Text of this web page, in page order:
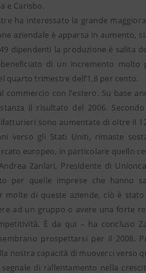
e Carisbo.
ha interessato la grande
aziendale è apparsa in aumento,
dipendenti la produzione è salita
di un incremento
quarto trimestre dell’1,8 per cento.
con l’estero. Su base
il risultato del 2006.
sono aumentate di oltre il
verso gli Stati Uniti, rimaste
europeo, in particolare quello
Zanlari, Presidente di
per quelle imprese che hanno
molte di queste aziende, ciò è
ad un gruppo o avere una forte
È da qui – ha concluso
prospettarsi per il 2008.
nostra capacità di muoverci verso
di rallentamento nella